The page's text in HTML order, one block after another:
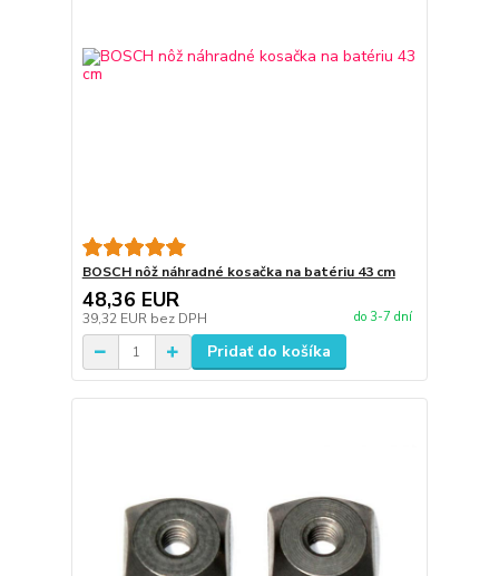
BOSCH nôž náhradné kosačka na batériu 43 cm
48,36 EUR
39,32 EUR bez DPH do 3-7 dní
Pridať do košíka